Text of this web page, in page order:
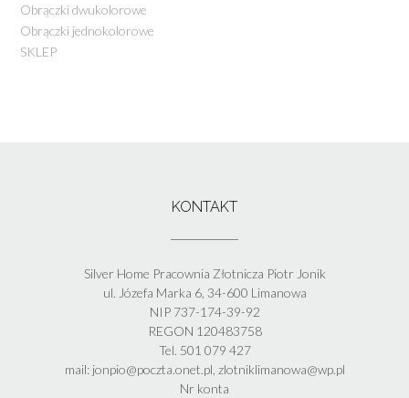
Obrączki dwukolorowe
Obrączki jednokolorowe
SKLEP
KONTAKT
Silver Home Pracownia Złotnicza Piotr Jonik
ul. Józefa Marka 6, 34-600 Limanowa
NIP 737-174-39-92
REGON 120483758
Tel. 501 079 427
mail: jonpio@poczta.onet.pl, zlotniklimanowa@wp.pl
Nr konta